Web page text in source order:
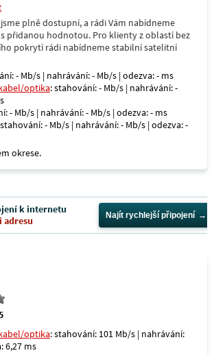
plně dostupní, a rádi Vám nabídneme
přidanou hodnotou. Pro klienty z oblastí bez
pokrytí rádi nabídneme stabilní satelitní
- Mb/s | nahrávání: - Mb/s | odezva: - ms
optika: stahování: - Mb/s | nahrávání: -
- Mb/s | nahrávání: - Mb/s | odezva: - ms
- Mb/s | nahrávání: - Mb/s | odezva: -
okrese.
k internetu
adresu Najít rychlejší připojení
optika: stahování: 101 Mb/s | nahrávání:
6,27 ms